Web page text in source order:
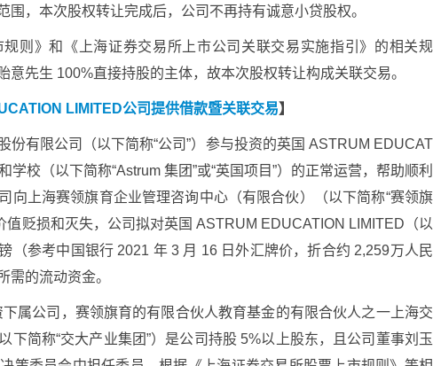
围，本次股权转让完成后，公司不再持有诚意小贷股权。
则》和《上海证券交易所上市公司关联交易实施指引》的相关规
意先生 100%直接持股的主体，故本次股权转让构成关联交易。
LIMITED公司提供借款暨关联交易】
份有限公司（以下简称“公司”）参与投资的英国 ASTRUM EDUCAT
学校（以下简称“Astrum 集团”或“英国项目”）的正常运营，帮助顺利
向上海赛领旗育企业管理咨询中心（有限合伙）（以下简称“赛领旗
值贬损和灭失，公司拟对英国 ASTRUM EDUCATION LIMITED（以
（参考中国银行 2021 年 3 月 16 日外汇牌价，折合约 2,259万人民
需的流动资金。
属公司，赛领旗育的有限合伙人教育基金的有限合伙人之一上海交
下简称“交大产业集团”）是公司持股 5%以上股东，且公司董事刘玉